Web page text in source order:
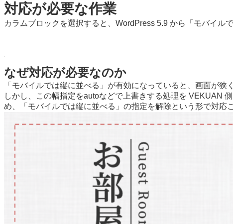
対応が必要な作業
カラムブロックを選択すると、WordPress 5.9 から「モバイル
なぜ対応が必要なのか
「モバイルでは縦に並べる」が有効になっていると、画面が狭
しかし、この幅指定をautoなどで上書きする処理を VEKUAN
め、「モバイルでは縦に並べる」の指定を解除という形で対応